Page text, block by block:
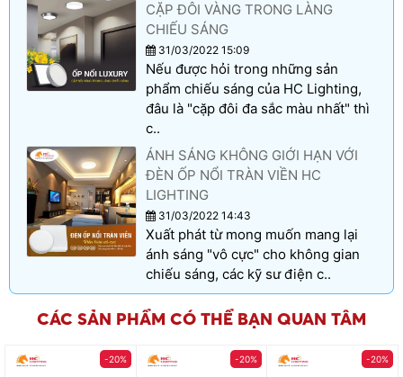
CẶP ĐÔI VÀNG TRONG LÀNG
CHIẾU SÁNG
31/03/2022 15:09
Nếu được hỏi trong những sản
phẩm chiếu sáng của HC Lighting,
đâu là "cặp đôi đa sắc màu nhất" thì
c..
ÁNH SÁNG KHÔNG GIỚI HẠN VỚI
ĐÈN ỐP NỔI TRÀN VIỀN HC
LIGHTING
31/03/2022 14:43
Xuất phát từ mong muốn mang lại
ánh sáng "vô cực" cho không gian
chiếu sáng, các kỹ sư điện c..
CÁC SẢN PHẨM CÓ THỂ BẠN QUAN TÂM
-20% -20% -20%